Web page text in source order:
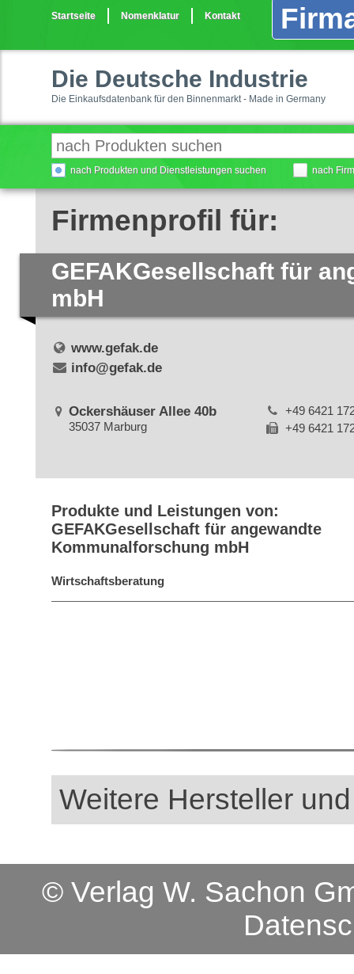
Startseite Nomenklatur Kontakt
Die Deutsche Industrie
Die Einkaufsdatenbank für den Binnenmarkt - Made in Germany
nach Produkten und Dienstleistungen suchen nach
Firmenprofil für:
GEFAKGesellschaft für
mbH
www.gefak.de
info@gefak.de
Ockershäuser Allee 40b
35037 Marburg
+49 6421
+49 6421
Produkte und Leistungen von:
GEFAKGesellschaft für angewandte
Kommunalforschung mbH
Wirtschaftsberatung
Weitere Hersteller
© Verlag W. Sachon